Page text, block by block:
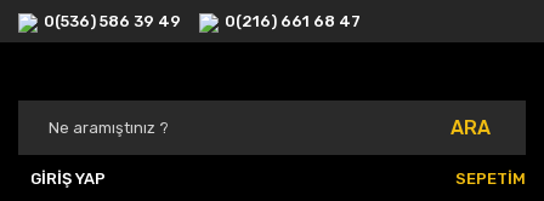
0(536) 586 39 49 0(216) 661 68 47
ARA
GİRİŞ YAP SEPETİM